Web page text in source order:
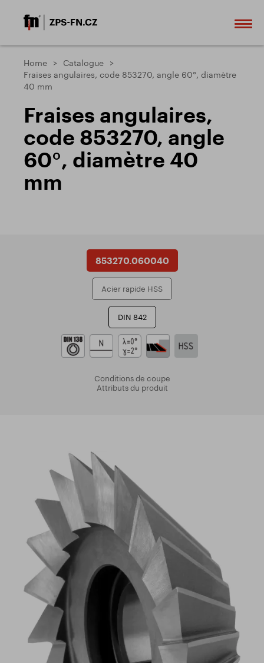
Home
Catalogue
Fraises angulaires, code 853270, angle 60°, diamètre
40 mm
Fraises angulaires,
code 853270, angle
60°, diamètre 40
mm
853270.060040
Acier rapide HSS
DIN 842
Conditions de coupe
Attributs du produit